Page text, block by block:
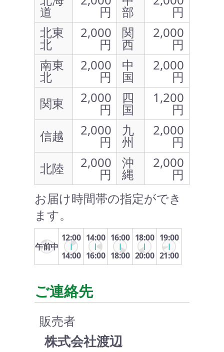
道 円 部
円
北東
北
2,000
円
関
西
2,000
円
南東
北
2,000
円
中
国
2,000
円
関東
2,000
円
四
国
1,200
円
信越
2,000
円
九
州
2,000
円
北陸
2,000
円
沖
縄
2,000
円
お届け時間帯の指定ができ
ます。
午前中
12:00
14:00
14:00
16:00
16:00
18:00
18:00
20:00
19:00
21:00
ご連絡先
販売者
株式会社渡辺